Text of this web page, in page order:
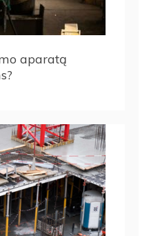
aparatą